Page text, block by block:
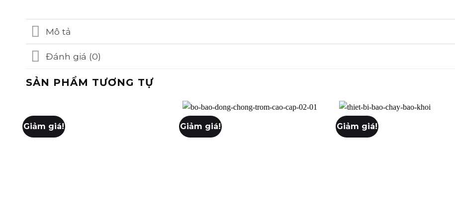
Mô tả
Đánh giá (0)
SẢN PHẨM TƯƠNG TỰ
Giảm giá! Giảm giá! Giảm giá!